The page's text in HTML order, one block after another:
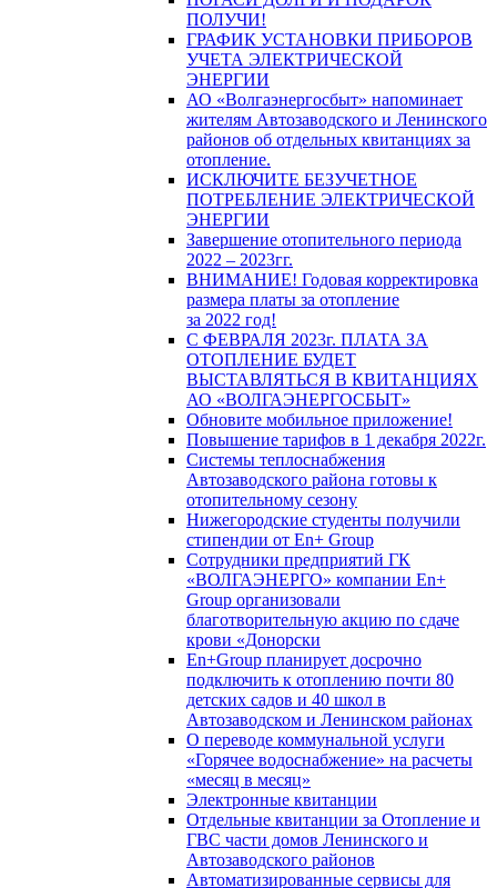
ПОЛУЧИ!
ГРАФИК УСТАНОВКИ ПРИБОРОВ
УЧЕТА ЭЛЕКТРИЧЕСКОЙ
ЭНЕРГИИ
АО «Волгаэнергосбыт» напоминает
жителям Автозаводского и Ленинского
районов об отдельных квитанциях за
отопление.
ИСКЛЮЧИТЕ БЕЗУЧЕТНОЕ
ПОТРЕБЛЕНИЕ ЭЛЕКТРИЧЕСКОЙ
ЭНЕРГИИ
Завершение отопительного периода
2022 – 2023гг.
ВНИМАНИЕ! Годовая корректировка
размера платы за отопление
за 2022 год!
С ФЕВРАЛЯ 2023г. ПЛАТА ЗА
ОТОПЛЕНИЕ БУДЕТ
ВЫСТАВЛЯТЬСЯ В КВИТАНЦИЯХ
АО «ВОЛГАЭНЕРГОСБЫТ»
Обновите мобильное приложение!
Повышение тарифов в 1 декабря 2022г.
Системы теплоснабжения
Автозаводского района готовы к
отопительному сезону
Нижегородские студенты получили
стипендии от En+ Group
Сотрудники предприятий ГК
«ВОЛГАЭНЕРГО» компании En+
Group организовали
благотворительную акцию по сдаче
крови «Донорски
En+Group планирует досрочно
подключить к отоплению почти 80
детских садов и 40 школ в
Автозаводском и Ленинском районах
О переводе коммунальной услуги
«Горячее водоснабжение» на расчеты
«месяц в месяц»
Электронные квитанции
Отдельные квитанции за Отопление и
ГВС части домов Ленинского и
Автозаводского районов
Автоматизированные сервисы для